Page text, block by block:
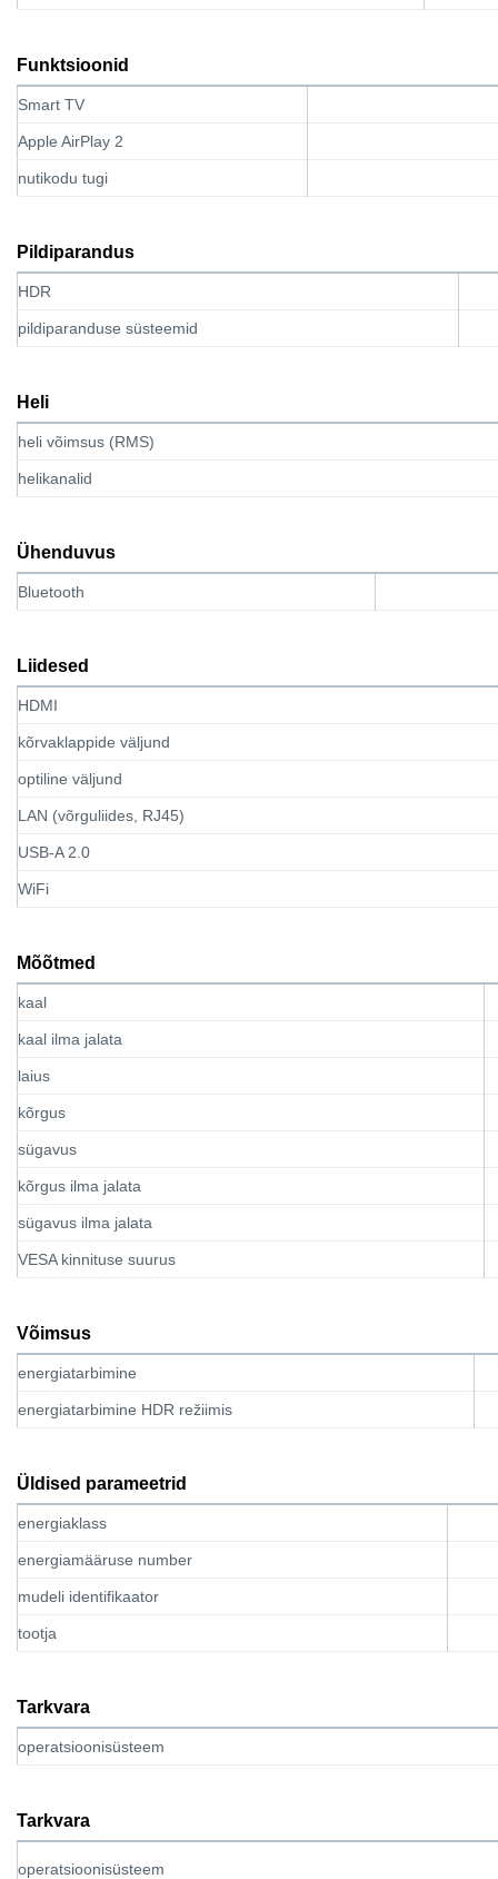
Funktsioonid
Smart TV
Apple AirPlay 2
nutikodu tugi
Pildiparandus
HDR
pildiparanduse süsteemid
Heli
heli võimsus (RMS)
helikanalid
Ühenduvus
Bluetooth
Liidesed
HDMI
kõrvaklappide väljund
optiline väljund
LAN (võrguliides, RJ45)
USB-A 2.0
WiFi
Mõõtmed
kaal
kaal ilma jalata
laius
kõrgus
sügavus
kõrgus ilma jalata
sügavus ilma jalata
VESA kinnituse suurus
Võimsus
energiatarbimine
energiatarbimine HDR režiimis
Üldised parameetrid
energiaklass
energiamääruse number
mudeli identifikaator
tootja
Tarkvara
operatsioonisüsteem
Tarkvara
operatsioonisüsteem